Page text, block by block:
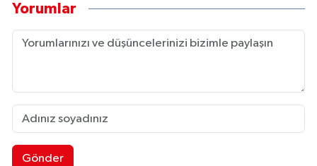
Yorumlar
Gönder